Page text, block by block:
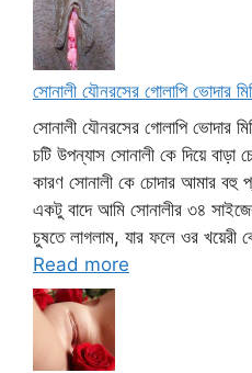
সোনালী যৌনরসের গোলাপি ভোদার
সোনালী যৌনরসের গোলাপি ভোদার
চটি উপন্যাস সোনালী কে দিয়ে
কারণ সোনালী কে চোদার আমার বহু
একটু বাদে আমি সোনালীর ৩৪
চুষতে লাগলাম, যার ফলে ওর
Read more